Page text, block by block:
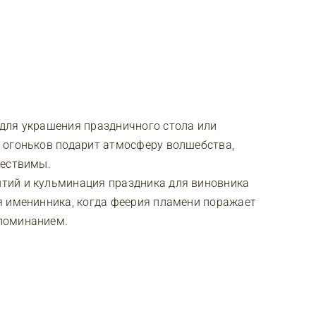
украшения праздничного стола или
подарит атмосферу волшебства,
и кульминация праздника для виновника
когда феерия пламени поражает